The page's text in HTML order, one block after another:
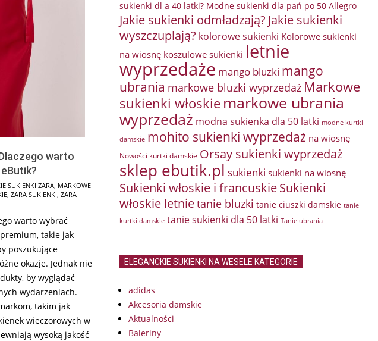
warto
SUKIENKI ZARA, MARKOWE
, ZARA SUKIENKI, ZARA
warto wybrać
takie jak
poszukujące
okazje. Jednak nie
by wyglądać
wydarzeniach.
takim jak
wieczorowych w
wysoką jakość
sukienki dl a 40 latki? Modne sukienki dla pań po 50 Allegro
Jakie sukienki odmładzają? Jakie sukienki
wyszczuplają? kolorowe sukienki Kolorowe sukienki
na wiosnę koszulowe sukienki letnie
wyprzedaże mango bluzki mango
ubrania markowe bluzki wyprzedaż Markowe
sukienki włoskie markowe ubrania
wyprzedaż modna sukienka dla 50 latki modne kurtki
damskie mohito sukienki wyprzedaż na wiosnę
Nowości kurtki damskie Orsay sukienki wyprzedaż
sklep ebutik.pl sukienki sukienki na wiosnę
Sukienki włoskie i francuskieSukienki
włoskie letnietanie bluzki tanie ciuszki damskie tanie
kurtki damskie tanie sukienki dla 50 latki Tanie ubrania
ELEGANCKIE SUKIENKI NA WESELE KATEGORIE
adidas
Akcesoria damskie
Aktualności
Baleriny